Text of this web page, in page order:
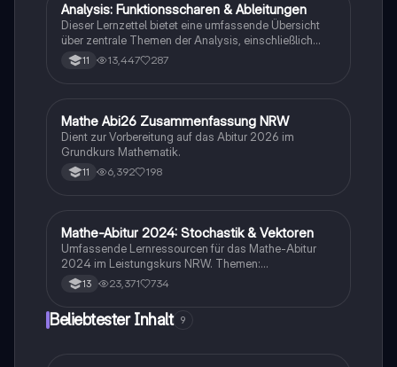
Mathe
Analysis: Funktionsscharen & Ableitungen
Dieser Lernzettel bietet eine umfassende Übersicht
über zentrale Themen der Analysis, einschließlich
Funktionsscharen, Ableitungen, Extrempunkte,
Integrale und e-Funktionen. Ideal für die Vorbereitung
Beispielen und Schritt-für-Schritt-Anleitungen.
11 13,447 287
Mathe
Mathe Abi26 Zusammenfassung NRW
Dient zur Vorbereitung auf das Abitur 2026 im
Grundkurs Mathematik.
11 6,392 198
Mathe
Mathe-Abitur 2024: Stochastik & Vektoren
Umfassende Lernressourcen für das Mathe-Abitur
2024 im Leistungskurs NRW. Themen:
Hypothesentests, Binomialverteilung, Vektorrechnung
(Lagebeziehungen, Abstände, Spiegelung), Analysis
Extremwertaufgaben) und mehr. Ideal zur
13 23,371 734
Beliebtester Inhalt 9